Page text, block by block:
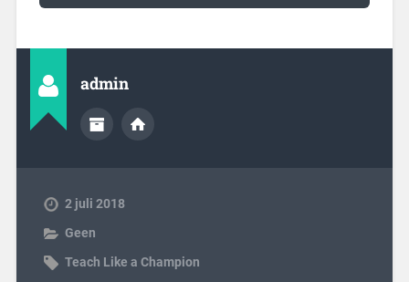
admin
2 juli 2018
Geen
Teach Like a Champion